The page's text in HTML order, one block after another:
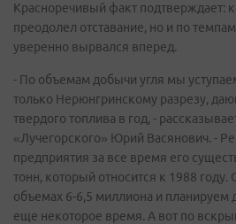
Красноречивый факт подтверждает:
преодолел отставание, но и по
уверенно вырвался вперед.
- По объемам добычи угля мы
только Нерюнгринскому разрезу,
твердого топлива в год, -
«Лучегорского» Юрий Васянович. -
предприятия за все время его
тонн, который относится к 1988
объемах 6-6,5 миллиона и планируем
еще некоторое время. А вот по